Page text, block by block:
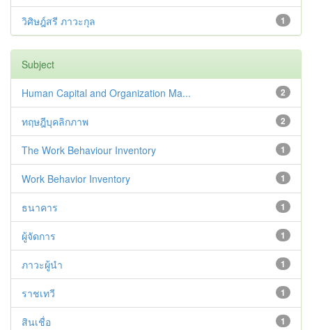
1
วิศิษฎ์สรี ภาวะกุล
Subject
2
Human Capital and Organization Ma...
2
ทฤษฎีบุคลิกภาพ
1
The Work Behaviour Inventory
1
Work Behavior Inventory
1
ธนาคาร
1
ผู้จัดการ
1
ภาวะผู้นำ
1
ราชเทวี
1
สินเชื่อ